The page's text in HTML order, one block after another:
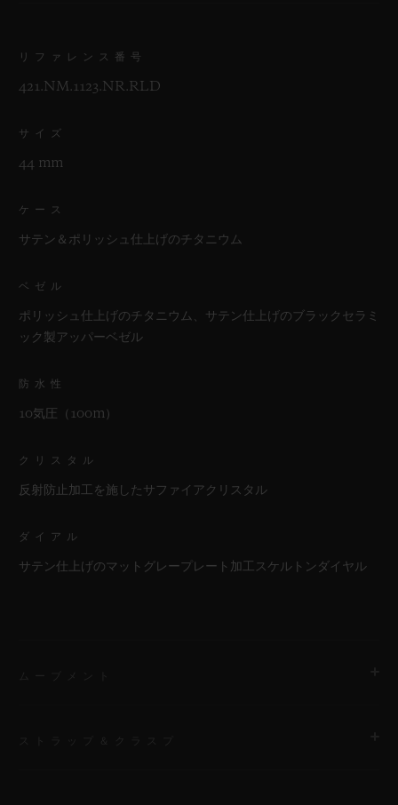
リファレンス番号
421.NM.1123.NR.RLD
サイズ
44 mm
ケース
サテン＆ポリッシュ仕上げのチタニウム
ベゼル
ポリッシュ仕上げのチタニウム、サテン仕上げのブラックセラミ
ック製アッパーベゼル
防水性
10気圧（100m）
クリスタル
反射防止加工を施したサファイアクリスタル
ダイアル
サテン仕上げのマットグレープレート加工スケルトンダイヤル